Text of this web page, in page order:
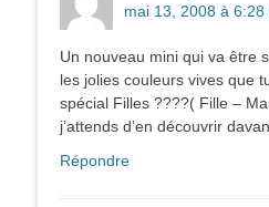
mai 13, 2008 à 6:28
Un nouveau mini qui va être
les jolies couleurs vives que
spécial Filles ????( Fille –
j’attends d’en découvrir
Répondre